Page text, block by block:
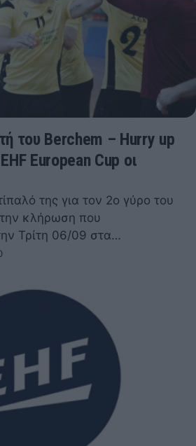
του Berchem – Hurry up
European Cup οι
της για τον 2ο γύρο του
κλήρωση που
Τρίτη 06/09 στα…